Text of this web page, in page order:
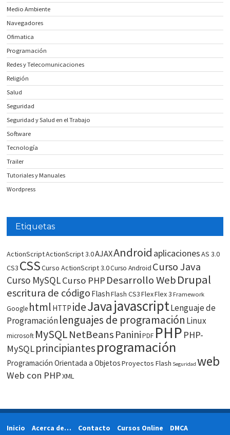
Medio Ambiente
Navegadores
Ofimatica
Programación
Redes y Telecomunicaciones
Religión
Salud
Seguridad
Seguridad y Salud en el Trabajo
Software
Tecnología
Trailer
Tutoriales y Manuales
Wordpress
Etiquetas
ActionScriptActionScript 3.0AJAXAndroid aplicacionesAS 3.0
CS3 CSSCurso ActionScript 3.0Curso Android Curso Java
Curso MySQLCurso PHP Desarrollo WebDrupal
escritura de código FlashFlash CS3FlexFlex 3 Framework
Google html HTTP ideJavajavascriptLenguaje de
Programaciónlenguajes de programación Linux
microsoft MySQLNetBeans Panini PDF PHP PHP-
MySQLprincipiantesprogramación
Programación Orientada a ObjetosProyectos Flash Seguridad web
Web con PHPXML
Inicio Acerca de… Contacto Cursos Online DMCA